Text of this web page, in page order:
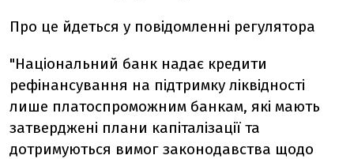
Про це йдеться у повідомленні регулятора
"Національний банк надає кредити
рефінансування на підтримку ліквідності
лише платоспроможним банкам, які мають
затверджені плани капіталізації та
дотримуються вимог законодавства щодо